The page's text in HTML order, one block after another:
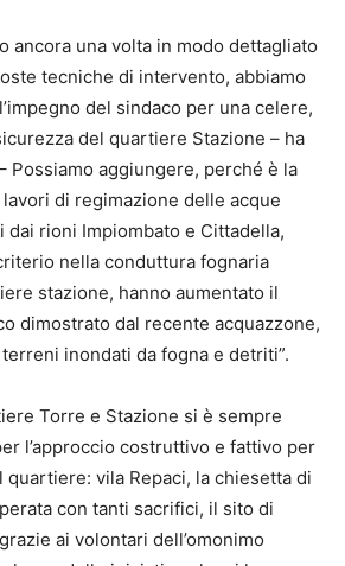
ancora una volta in modo dettagliato
tecniche di intervento, abbiamo
del sindaco per una celere,
del quartiere Stazione – ha
Possiamo aggiungere, perché è la
di regimazione delle acque
dai rioni Impiombato e Cittadella,
nella conduttura fognaria
stazione, hanno aumentato il
dimostrato dal recente acquazzone,
inondati da fogna e detriti”.
Torre e Stazione si è sempre
l’approccio costruttivo e fattivo per
vila Repaci, la chiesetta di
con tanti sacrifici, il sito di
ai volontari dell’omonimo